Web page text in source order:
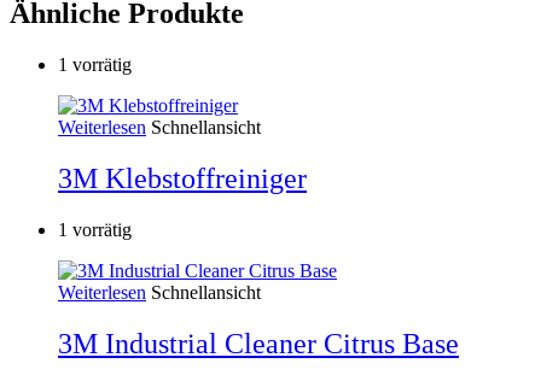
Ähnliche Produkte
1 vorrätig
Weiterlesen Schnellansicht
3M Klebstoffreiniger
1 vorrätig
Weiterlesen Schnellansicht
3M Industrial Cleaner Citrus Base